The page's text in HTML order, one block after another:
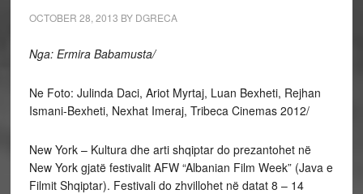
OCTOBER 28, 2013 BY DGRECA
Nga: Ermira Babamusta/
Ne Foto: Julinda Daci, Ariot Myrtaj, Luan Bexheti, Rejhan
Ismani-Bexheti, Nexhat Imeraj, Tribeca Cinemas 2012/
New York – Kultura dhe arti shqiptar do prezantohet në
New York gjatë festivalit AFW “Albanian Film Week” (Java e
Filmit Shqiptar). Festivali do zhvillohet në datat 8 – 14